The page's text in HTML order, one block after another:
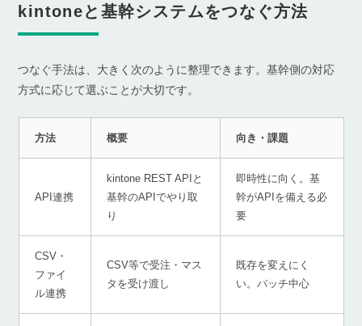
kintoneと基幹システムをつなぐ方法
つなぐ手法は、大きく次のように整理できます。基幹側の対応
方式に応じて選ぶことが大切です。
方法 概要 向き・課題
API連携
kintone REST APIと
基幹のAPIでやり取
り
即時性に向く。基
幹がAPIを備える必
要
CSV・
ファイ
ル連携
CSV等で受注・マス
タを受け渡し
既存を変えにく
い。バッチ中心